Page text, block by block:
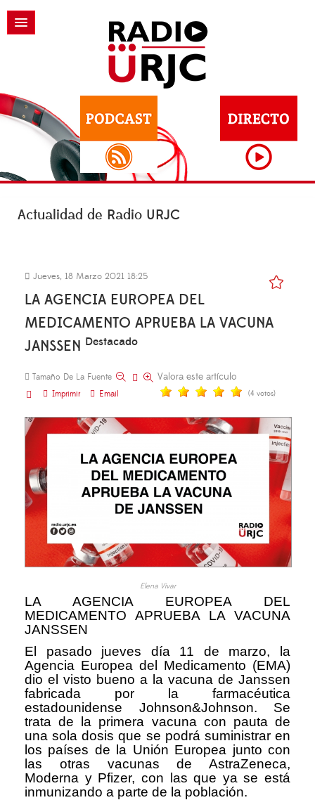
Actualidad de Radio URJC
Jueves, 18 Marzo 2021 18:25
LA AGENCIA EUROPEA DEL
MEDICAMENTO APRUEBA LA VACUNA
JANSSEN Destacado
Tamaño De La Fuente
Imprimir
Email
Valora este artículo
(4 votos)
Elena Vivar
LA AGENCIA EUROPEA DEL
MEDICAMENTO APRUEBA LA VACUNA
JANSSEN
El pasado jueves día 11 de marzo, la
Agencia Europea del Medicamento (EMA)
dio el visto bueno a la vacuna de Janssen
fabricada por la farmacéutica
estadounidense Johnson&Johnson. Se
trata de la primera vacuna con pauta de
una sola dosis que se podrá suministrar en
los países de la Unión Europea junto con
las otras vacunas de AstraZeneca,
Moderna y Pfizer, con las que ya se está
inmunizando a parte de la población.